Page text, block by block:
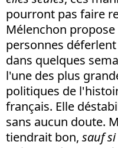
pourront pas faire
Mélenchon
personnes
dans quelques
l'une des plus
politiques de
français. Elle
sans aucun doute.
tiendrait bon, sauf